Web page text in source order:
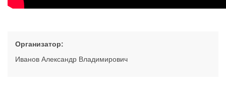
Организатор:
Иванов Александр Владимирович